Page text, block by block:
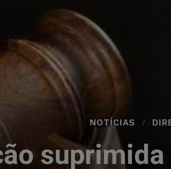
NOTÍCIAS